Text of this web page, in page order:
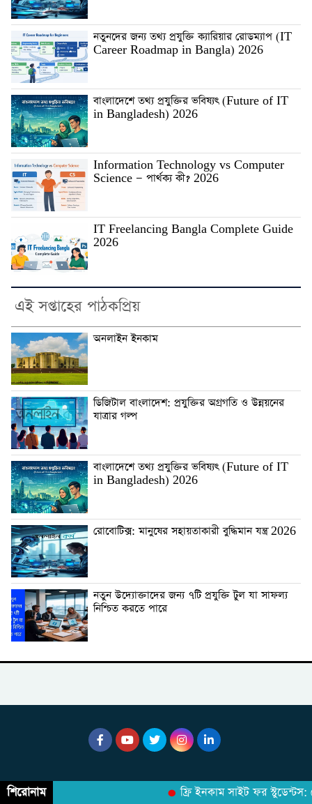
নতুনদের জন্য তথ্য প্রযুক্তি ক্যারিয়ার রোডম্যাপ (IT
Career Roadmap in Bangla) 2026
বাংলাদেশে তথ্য প্রযুক্তির ভবিষ্যৎ (Future of IT
in Bangladesh) 2026
Information Technology vs Computer
Science — পার্থক্য কী? 2026
IT Freelancing Bangla Complete Guide
2026
এই সপ্তাহের পাঠকপ্রিয়
অনলাইন ইনকাম
ডিজিটাল বাংলাদেশ: প্রযুক্তির অগ্রগতি ও উন্নয়নের
যাত্রার গল্প
বাংলাদেশে তথ্য প্রযুক্তির ভবিষ্যৎ (Future of IT
in Bangladesh) 2026
রোবোটিক্স: মানুষের সহায়তাকারী বুদ্ধিমান যন্ত্র 2026
নতুন উদ্যোক্তাদের জন্য ৭টি প্রযুক্তি টুল যা সাফল্য
নিশ্চিত করতে পারে
শিরোনাম ফ্রি ইনকাম সাইট ফর স্টুডেন্টস: